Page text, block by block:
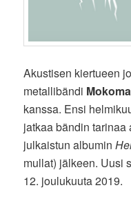
Akustisen kiertueen
metallibändi Mokoma
kanssa. Ensi
jatkaa bändin
julkaistun albumin
mullat) jälkeen. Uusi
12. joulukuuta 2019.